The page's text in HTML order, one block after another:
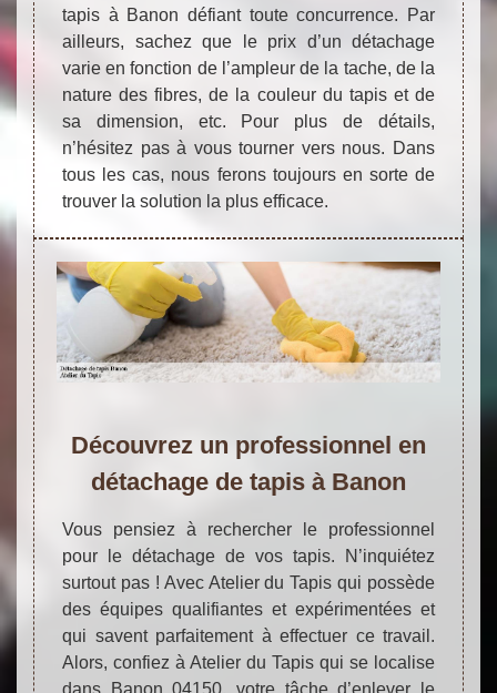
tapis à Banon défiant toute concurrence. Par
ailleurs, sachez que le prix d’un détachage
varie en fonction de l’ampleur de la tache, de la
nature des fibres, de la couleur du tapis et de
sa dimension, etc. Pour plus de détails,
n’hésitez pas à vous tourner vers nous. Dans
tous les cas, nous ferons toujours en sorte de
trouver la solution la plus efficace.
Découvrez un professionnel en
détachage de tapis à Banon
Vous pensiez à rechercher le professionnel
pour le détachage de vos tapis. N’inquiétez
surtout pas ! Avec Atelier du Tapis qui possède
des équipes qualifiantes et expérimentées et
qui savent parfaitement à effectuer ce travail.
Alors, confiez à Atelier du Tapis qui se localise
dans Banon 04150, votre tâche d’enlever le